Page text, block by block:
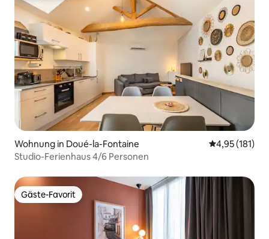
Wohnung in Doué-la-Fontaine
4,95 (181)
Studio-Ferienhaus 4/6 Personen
Gäste-Favorit
Gäste-Favorit